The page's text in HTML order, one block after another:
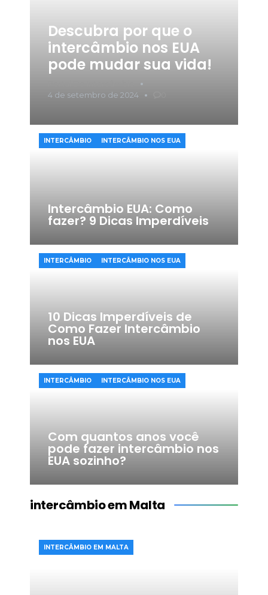
Descubra por que o
intercâmbio nos EUA
pode mudar sua vida!
4 de setembro de 2024
Intercâmbio EUA: Como
fazer? 9 Dicas Imperdíveis
INTERCÂMBIO INTERCÂMBIO NOS EUA
10 Dicas Imperdíveis de
Como Fazer Intercâmbio
nos EUA
INTERCÂMBIO INTERCÂMBIO NOS EUA
Com quantos anos você
pode fazer intercâmbio nos
EUA sozinho?
INTERCÂMBIO INTERCÂMBIO NOS EUA
intercâmbio em Malta
INTERCÂMBIO EM MALTA​